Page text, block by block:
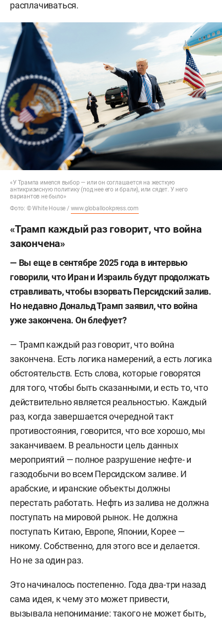
расплачиваться.
«У Трампа имелся выбор — или он соглашается на жесткую
антикризисную политику (под нее его и брали), или сядет. У него
вариантов не было»
Фото: © White House / www.globallookpress.com
«Трамп каждый раз говорит, что война
закончена»
— Вы еще в сентябре 2025 года в интервью
говорили, что Иран и Израиль будут продолжать
стравливать, чтобы взорвать Персидский залив.
Но недавно Дональд Трамп заявил, что война
уже закончена. Он блефует?
— Трамп каждый раз говорит, что война
закончена. Есть логика намерений, а есть логика
обстоятельств. Есть слова, которые говорятся
для того, чтобы быть сказанными, и есть то, что
действительно является реальностью. Каждый
раз, когда завершается очередной такт
противостояния, говорится, что все хорошо, мы
заканчиваем. В реальности цель данных
мероприятий — полное разрушение нефте- и
газодобычи во всем Персидском заливе. И
арабские, и иранские объекты должны
перестать работать. Нефть из залива не должна
поступать на мировой рынок. Не должна
поступать Китаю, Европе, Японии, Корее —
никому. Собственно, для этого все и делается.
Но не за один раз.
Это начиналось постепенно. Года два-три назад
сама идея, к чему это может привести,
вызывала непонимание: такого не может быть,